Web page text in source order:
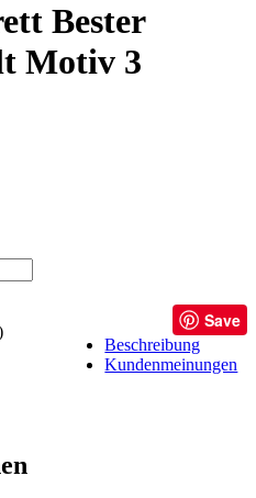
Bester
Motiv 3
Save
Beschreibung
Kundenmeinungen